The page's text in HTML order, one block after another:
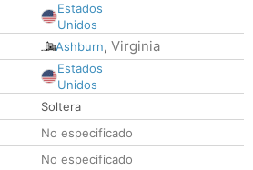
Estados
Unidos
Ashburn, Virginia
Estados
Unidos
Soltera
No especificado
No especificado